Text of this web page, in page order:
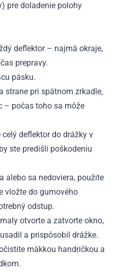
pre doladenie polohy
deflektor – najmä okraje,
prepravy.
pásku.
strane pri spätnom zrkadle,
– počas toho sa môže
deflektor do drážky v
ste predišli poškodeniu
alebo sa nedoviera, použite
vložte do gumového
odstup.
otvorte a zatvorte okno,
a prispôsobil drážke.
mäkkou handričkou a